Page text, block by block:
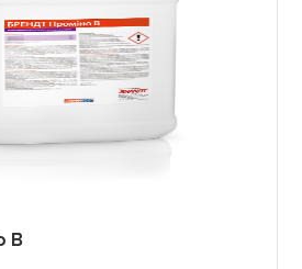
В